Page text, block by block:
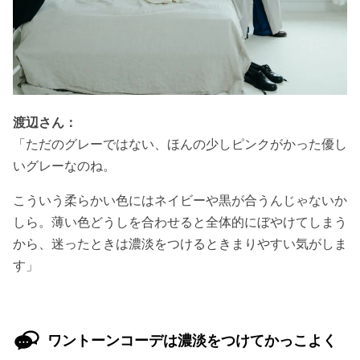
渡辺さん：
「ただのグレーではない、ほんの少しピンクがかった優し
いグレーなのね。
こういう柔らかい色にはネイビーや黒が合うんじゃないか
しら。薄い色どうしを合わせると全体的にぼやけてしまう
から、迷ったときは濃淡をつけるときまりやすい気がしま
す」
ワントーンコーデは濃淡をつけてかっこよく